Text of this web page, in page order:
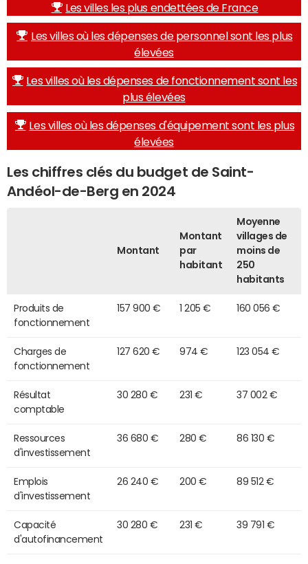
Les villes les plus endettées de France
Les villes où les dépenses de personnel sont les plus
élevées
Les villes où les dépenses de fonctionnement sont les
plus élevées
Les villes où les dépenses d'équipement sont les plus
élevées
Les chiffres clés du budget de Saint-
Andéol-de-Berg en 2024
Montant
Montant
par
habitant
Moyenne
villages de
moins de
250
habitants
Produits de
fonctionnement
157 900 € 1 205 € 160 056 €
Charges de
fonctionnement
127 620 € 974 € 123 054 €
Résultat
comptable
30 280 € 231 € 37 002 €
Ressources
d'investissement
36 680 € 280 € 86 130 €
Emplois
d'investissement
26 240 € 200 € 89 512 €
Capacité
d'autofinancement
30 280 € 231 € 39 791 €